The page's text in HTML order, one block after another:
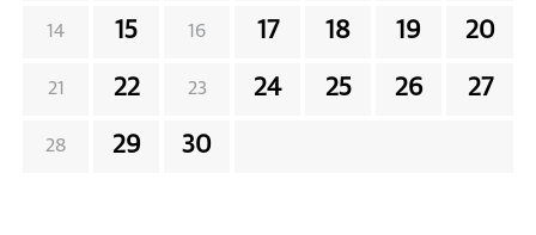
14 15 16 17 18 19 20
21 22 23 24 25 26 27
28 29 30